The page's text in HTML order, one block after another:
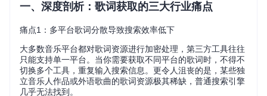
一、深度剖析：歌词获取的三大行业痛点
痛点1：多平台歌词分散导致搜索效率低下
大多数音乐平台都对歌词资源进行加密处理，第三方工具往往
只能支持单一平台。当你需要获取不同平台的歌词时，不得不
切换多个工具，重复输入搜索信息。更令人沮丧的是，某些独
立音乐人作品或外语歌曲的歌词资源极其稀缺，普通搜索引擎
几乎无法找到。